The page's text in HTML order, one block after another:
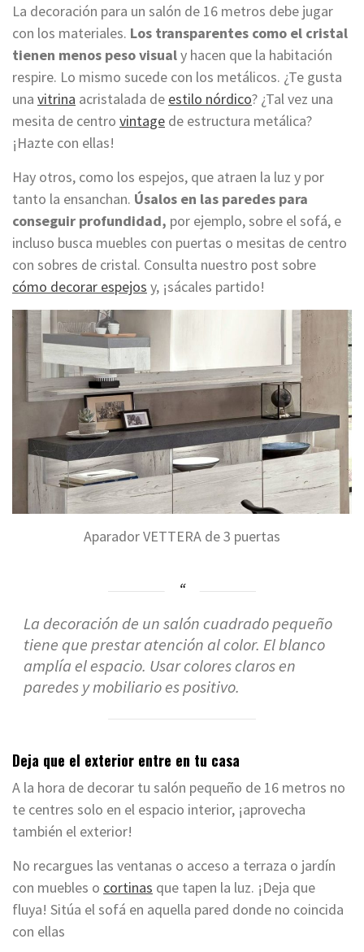
La decoración para un salón de 16 metros debe jugar
con los materiales. Los transparentes como el cristal
tienen menos peso visualy hacen que la habitación
respire. Lo mismo sucede con los metálicos. ¿Te gusta
una vitrina acristalada de estilo nórdico? ¿Tal vez una
mesita de centro vintage de estructura metálica?
¡Hazte con ellas!
Hay otros, como los espejos, que atraen la luz y por
tanto la ensanchan. Úsalos en las paredes para
conseguir profundidad, por ejemplo, sobre el sofá, e
incluso busca muebles con puertas o mesitas de centro
con sobres de cristal. Consulta nuestro post sobre
cómo decorar espejos y, ¡sácales partido!
Aparador VETTERA de 3 puertas
La decoración de un salón cuadrado pequeño
tiene que prestar atención al color. El blanco
amplía el espacio. Usar colores claros en
paredes y mobiliario es positivo.
Deja que el exterior entre en tu casa
A la hora de decorar tu salón pequeño de 16 metros no
te centres solo en el espacio interior, ¡aprovecha
también el exterior!
No recargues las ventanas o acceso a terraza o jardín
con muebles o cortinas que tapen la luz. ¡Deja que
fluya! Sitúa el sofá en aquella pared donde no coincida
con ellas